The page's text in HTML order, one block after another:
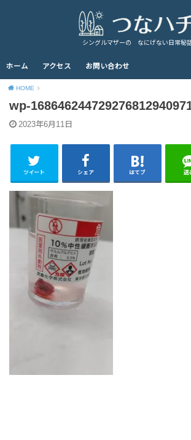
シングルマザーの なにげない日常秘
ホーム アクセス お問い合わせ
HOME
wp-
2023年6月11日
ツイート シェア はてブ 送